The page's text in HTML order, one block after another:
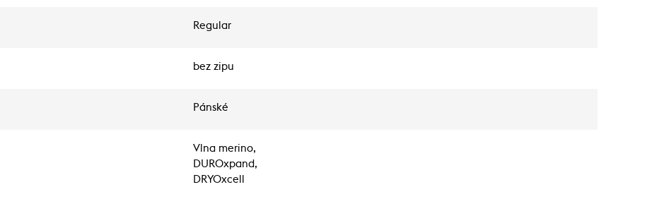
Regular
bez zipu
Pánské
Vlna merino,
DUROxpand,
DRYOxcell